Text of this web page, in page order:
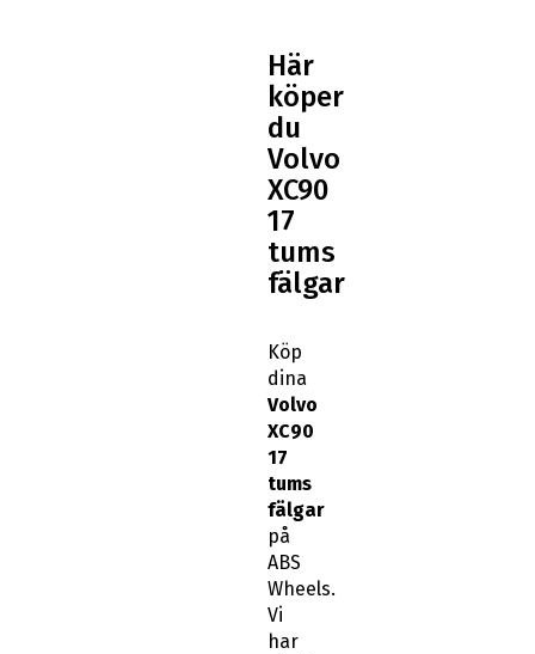
Här
köper
du
Volvo
XC90
17
tums
fälgar
Köp
dina
Volvo
XC90
17
tums
fälgar
på
ABS
Wheels.
Vi
har